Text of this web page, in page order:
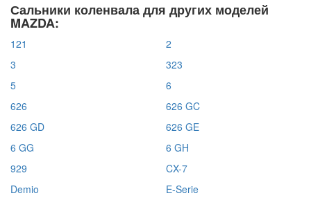
Сальники коленвала для других моделей
MAZDA:
121
2
3
323
5
6
626
626 GC
626 GD
626 GE
6 GG
6 GH
929
CX-7
Demio
E-Serie